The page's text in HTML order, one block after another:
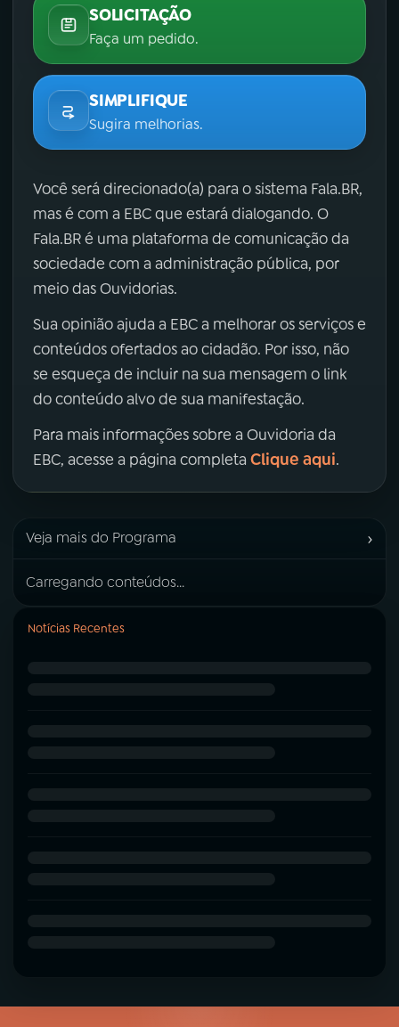
SOLICITAÇÃO
Faça um pedido.
SIMPLIFIQUE
Sugira melhorias.
Você será direcionado(a) para o sistema Fala.BR,
mas é com a EBC que estará dialogando. O
Fala.BR é uma plataforma de comunicação da
sociedade com a administração pública, por
meio das Ouvidorias.
Sua opinião ajuda a EBC a melhorar os serviços e
conteúdos ofertados ao cidadão. Por isso, não
se esqueça de incluir na sua mensagem o link
do conteúdo alvo de sua manifestação.
Para mais informações sobre a Ouvidoria da
EBC, acesse a página completa Clique aqui.
Veja mais do Programa ›
Carregando conteúdos...
Notícias Recentes